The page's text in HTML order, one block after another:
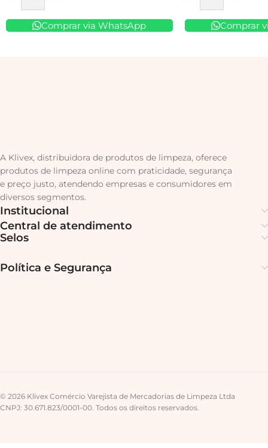
Comprar via WhatsApp Comprar
A Klivex, distribuidora de produtos de limpeza, oferece
produtos de limpeza online com praticidade, segurança
e preço justo, atendendo empresas e consumidores em
diversos segmentos.
Institucional
Central de atendimento
Selos
Política e Segurança
© 2026 Klivex Comércio Varejista de Mercadorias de Limpeza Ltda
CNPJ: 30.671.823/0001-00. Todos os direitos reservados.